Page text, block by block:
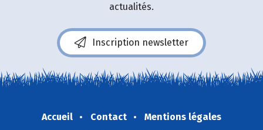
actualités.
Inscription newsletter
Accueil Contact
Mentions légales